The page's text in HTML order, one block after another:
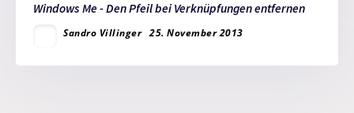
Windows Me - Den Pfeil bei Verknüpfungen entfernen
Sandro Villinger 25. November 2013